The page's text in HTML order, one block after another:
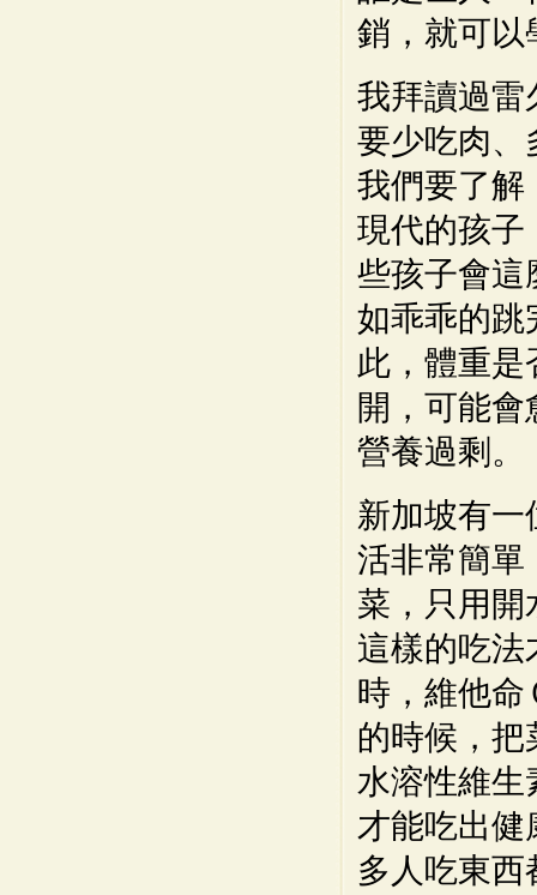
銷，就可以
我拜讀過雷
要少吃肉、
我們要了解
現代的孩子
些孩子會這
如乖乖的跳
此，體重
開，可能
營養過剩。
新加坡有一
活非常簡單
菜，只用開
這樣的吃法
時，維他命
的時候，
水溶性維生
才能吃出
多人吃東